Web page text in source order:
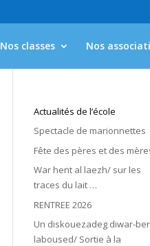
Nos classes Nos
Actualités de l’école
Spectacle de marionnettes
Fête des pères et des
War hent al laezh/ sur les
traces du lait …
RENTREE 2026
Un diskouezadeg diwar-
laboused/ Sortie à la